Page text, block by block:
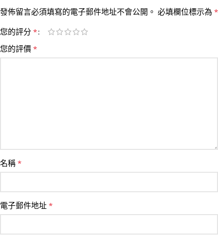
發佈留言必須填寫的電子郵件地址不會公開。 必填欄位標示為 *
您的評分 *
您的評價 *
名稱 *
電子郵件地址 *